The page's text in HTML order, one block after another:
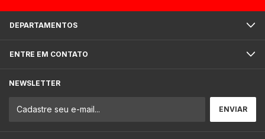
DEPARTAMENTOS
ENTRE EM CONTATO
NEWSLETTER